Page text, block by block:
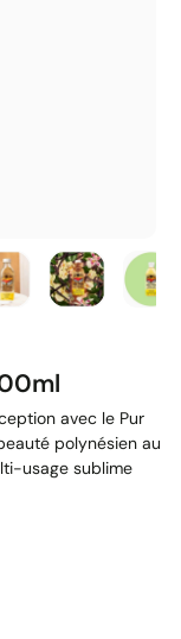
avec le Pur
polynésien au
usage sublime